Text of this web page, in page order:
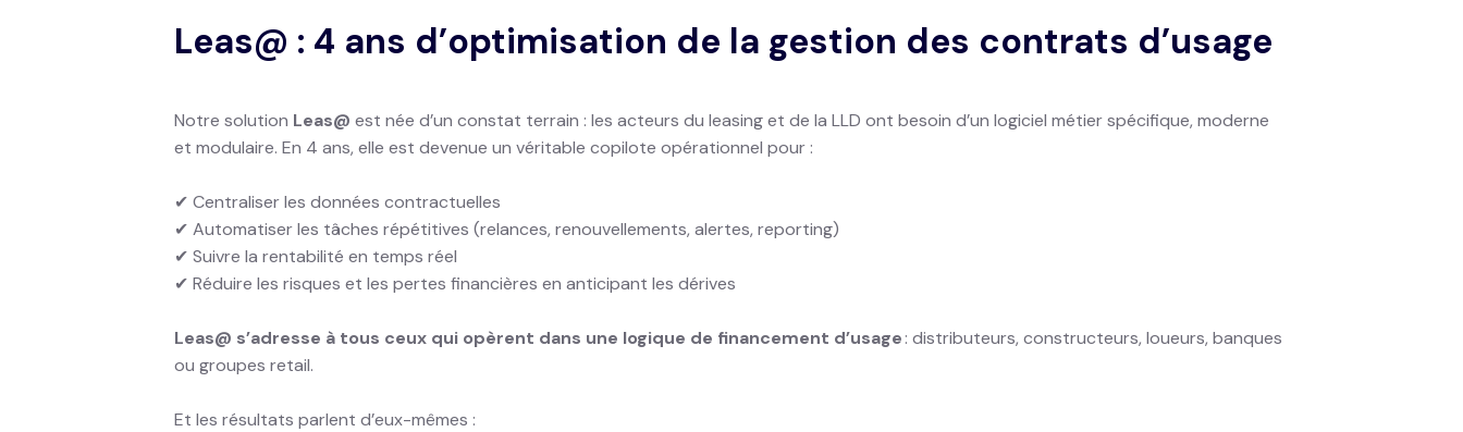
Leas@ : 4 ans d’optimisation de la gestion des contrats d’usage
Notre solution Leas@ est née d’un constat terrain : les acteurs du leasing et de la LLD ont besoin d’un logiciel métier spécifique, moderne
et modulaire. En 4 ans, elle est devenue un véritable copilote opérationnel pour :
✔ Centraliser les données contractuelles
✔ Automatiser les tâches répétitives (relances, renouvellements, alertes, reporting)
✔ Suivre la rentabilité en temps réel
✔ Réduire les risques et les pertes financières en anticipant les dérives
Leas@ s’adresse à tous ceux qui opèrent dans une logique de financement d’usage: distributeurs, constructeurs, loueurs, banques
ou groupes retail.
Et les résultats parlent d’eux-mêmes :